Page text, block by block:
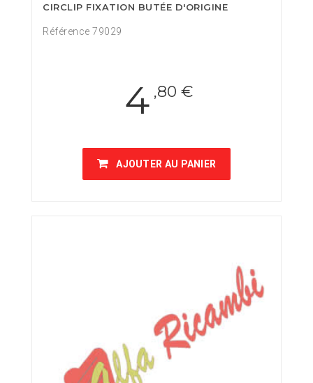
CIRCLIP FIXATION BUTÉE D'ORIGINE
Référence 79029
4 ,80 €
AJOUTER AU PANIER